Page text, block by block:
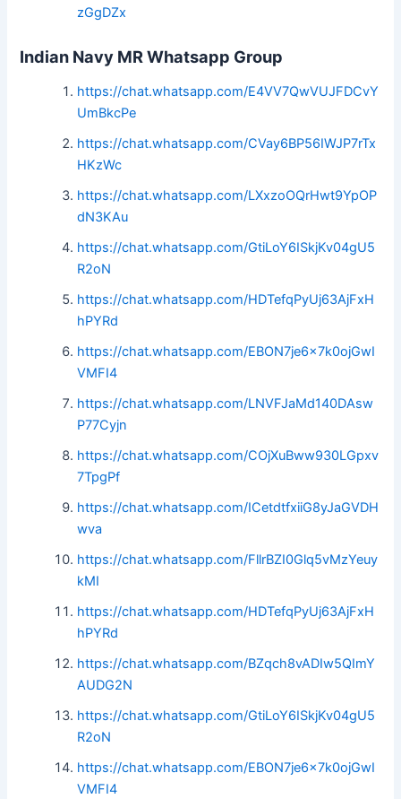
zGgDZx
Indian Navy MR Whatsapp Group
https://chat.whatsapp.com/E4VV7QwVUJFDCvY
UmBkcPe
https://chat.whatsapp.com/CVay6BP56IWJP7rTx
HKzWc
https://chat.whatsapp.com/LXxzoOQrHwt9YpOP
dN3KAu
https://chat.whatsapp.com/GtiLoY6ISkjKv04gU5
R2oN
https://chat.whatsapp.com/HDTefqPyUj63AjFxH
hPYRd
https://chat.whatsapp.com/EBON7je6x7k0ojGwI
VMFI4
https://chat.whatsapp.com/LNVFJaMd140DAsw
P77Cyjn
https://chat.whatsapp.com/COjXuBww930LGpxv
7TpgPf
https://chat.whatsapp.com/ICetdtfxiiG8yJaGVDH
wva
https://chat.whatsapp.com/FllrBZI0Glq5vMzYeuy
kMI
https://chat.whatsapp.com/HDTefqPyUj63AjFxH
hPYRd
https://chat.whatsapp.com/BZqch8vADIw5QImY
AUDG2N
https://chat.whatsapp.com/GtiLoY6ISkjKv04gU5
R2oN
https://chat.whatsapp.com/EBON7je6x7k0ojGwI
VMFI4